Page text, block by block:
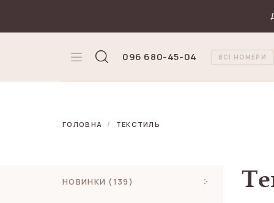
096 680-45-04 ВСІ НОМЕРИ
ГОЛОВНА ТЕКСТИЛЬ
НОВИНКИ (139)